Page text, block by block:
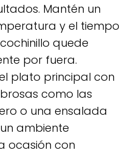
Mantén un
y el tiempo
quede
por fuera.
plato principal con
como las
o una ensalada
ambiente
ocasión con